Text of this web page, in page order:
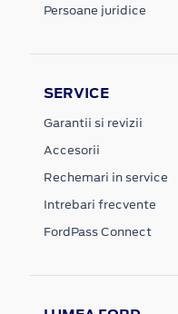
Persoane juridice
SERVICE
Garantii si revizii
Accesorii
Rechemari in service
Intrebari frecvente
FordPass Connect